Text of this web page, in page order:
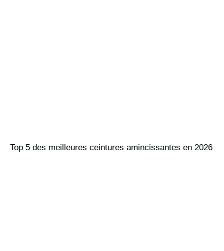
Top 5 des meilleures ceintures amincissantes en 2026